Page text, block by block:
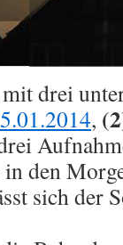
drei
,
den
sich der